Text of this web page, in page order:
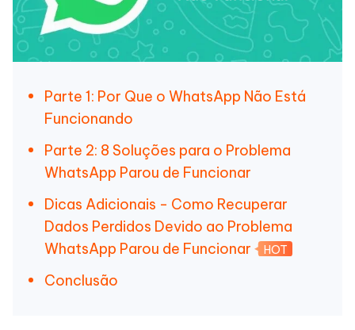
Parte 1: Por Que o WhatsApp Não Está
Funcionando
Parte 2: 8 Soluções para o Problema
WhatsApp Parou de Funcionar
Dicas Adicionais - Como Recuperar
Dados Perdidos Devido ao Problema
WhatsApp Parou de Funcionar
HOT
Conclusão